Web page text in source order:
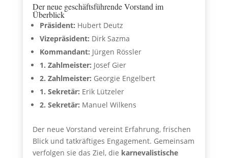
Der neue geschäftsführende Vorstand im
Überblick
Präsident: Hubert Deutz
Vizepräsident: Dirk Sazma
Kommandant: Jürgen Rössler
1. Zahlmeister: Josef Gier
2. Zahlmeister: Georgie Engelbert
1. Sekretär: Erik Lützeler
2. Sekretär: Manuel Wilkens
Der neue Vorstand vereint Erfahrung, frischen
Blick und tatkräftiges Engagement. Gemeinsam
verfolgen sie das Ziel, die karnevalistische